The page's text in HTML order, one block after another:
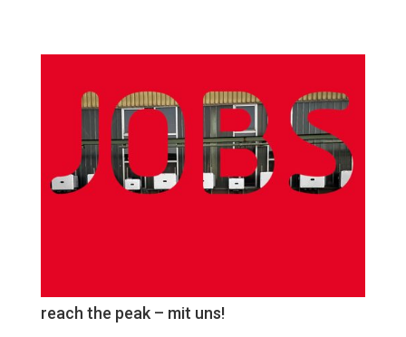
reach the peak – mit uns!